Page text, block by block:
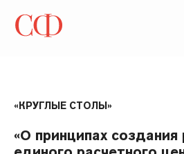
«КРУГЛЫЕ СТОЛЫ»
«О принципах создания